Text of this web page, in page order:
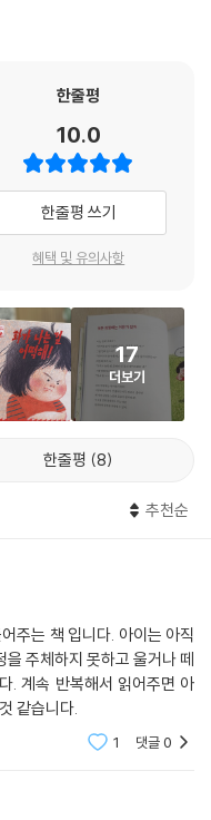
자 있거나 네 감정을 존중하
면 엉엉 울어도 돼. 무서우면
여러 사람이 함께 있는 곳에
때리거나 나쁜 말을 해선 안
법이야.
육부 사회정서 교육 이론을
자존감·자기 조절·공감·다양
역량 일곱 가지를 선정해 이
어요.
한줄평
10.0
한줄평 쓰기
혜택 및 유의사항
17
더보기
한줄평 8
추천순
주는 책 입니다. 아이는 아직
주체하지 못하고 울거나 떼
. 계속 반복해서 읽어주면 아
같습니다.
1 댓글0